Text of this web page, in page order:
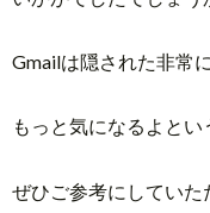
Gmailは隠された非常
もっと気になるよとい
ぜひご参考にしていた